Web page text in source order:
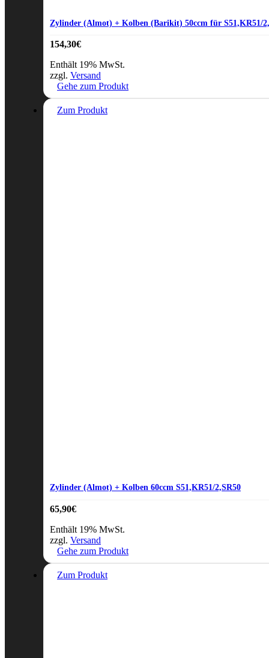
Zylinder (Almot) + Kolben (Barikit) 50ccm für S51,KR51/
154,30€
Enthält 19% MwSt.
zzgl. Versand
Gehe zum Produkt
Zum Produkt
Zylinder (Almot) + Kolben 60ccm S51,KR51/2,SR50
65,90€
Enthält 19% MwSt.
zzgl. Versand
Gehe zum Produkt
Zum Produkt